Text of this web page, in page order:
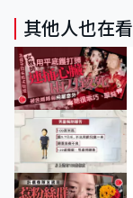
其他人也在看